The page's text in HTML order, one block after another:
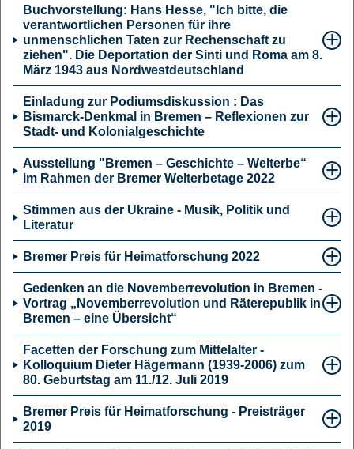
Buchvorstellung: Hans Hesse, "Ich bitte, die
verantwortlichen Personen für ihre
unmenschlichen Taten zur Rechenschaft zu
ziehen". Die Deportation der Sinti und Roma am 8.
März 1943 aus Nordwestdeutschland
Einladung zur Podiumsdiskussion : Das
Bismarck-Denkmal in Bremen – Reflexionen zur
Stadt- und Kolonialgeschichte
Ausstellung "Bremen – Geschichte – Welterbe“
im Rahmen der Bremer Welterbetage 2022
Stimmen aus der Ukraine - Musik, Politik und
Literatur
Bremer Preis für Heimatforschung 2022
Gedenken an die Novemberrevolution in Bremen -
Vortrag „Novemberrevolution und Räterepublik in
Bremen – eine Übersicht“
Facetten der Forschung zum Mittelalter -
Kolloquium Dieter Hägermann (1939-2006) zum
80. Geburtstag am 11./12. Juli 2019
Bremer Preis für Heimatforschung - Preisträger
2019